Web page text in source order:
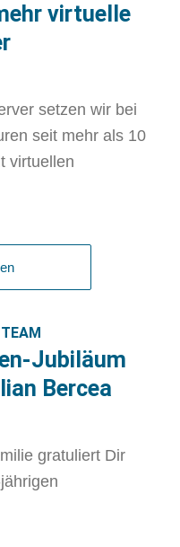
virtuelle
setzen wir bei
seit mehr als 10
virtuellen
TEAM
Jubiläum
Bercea
gratuliert Dir